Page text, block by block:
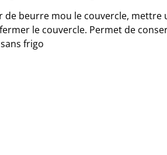
de beurre mou le couvercle, mettre
le couvercle. Permet de
frigo